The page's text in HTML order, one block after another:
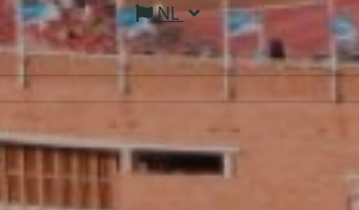
NL